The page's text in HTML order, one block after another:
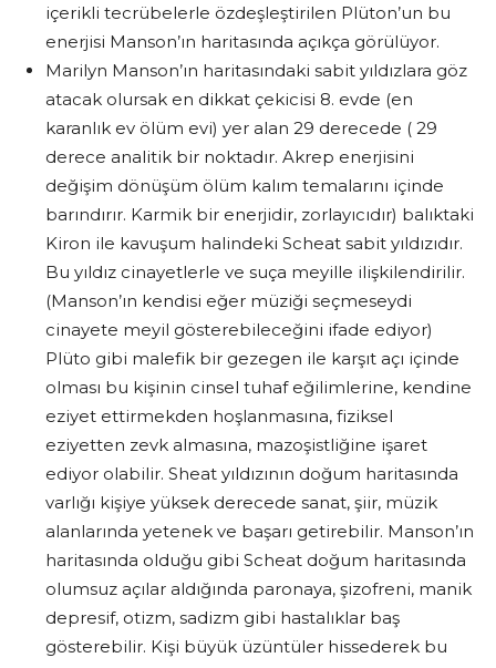
içerikli tecrübelerle özdeşleştirilen Plüton’un bu
enerjisi Manson’ın haritasında açıkça görülüyor.
Marilyn Manson’ın haritasındaki sabit yıldızlara göz
atacak olursak en dikkat çekicisi 8. evde (en
karanlık ev ölüm evi) yer alan 29 derecede ( 29
derece analitik bir noktadır. Akrep enerjisini
değişim dönüşüm ölüm kalım temalarını içinde
barındırır. Karmik bir enerjidir, zorlayıcıdır) balıktaki
Kiron ile kavuşum halindeki Scheat sabit yıldızıdır.
Bu yıldız cinayetlerle ve suça meyille ilişkilendirilir.
(Manson’ın kendisi eğer müziği seçmeseydi
cinayete meyil gösterebileceğini ifade ediyor)
Plüto gibi malefik bir gezegen ile karşıt açı içinde
olması bu kişinin cinsel tuhaf eğilimlerine, kendine
eziyet ettirmekden hoşlanmasına, fiziksel
eziyetten zevk almasına, mazoşistliğine işaret
ediyor olabilir. Sheat yıldızının doğum haritasında
varlığı kişiye yüksek derecede sanat, şiir, müzik
alanlarında yetenek ve başarı getirebilir. Manson’ın
haritasında olduğu gibi Scheat doğum haritasında
olumsuz açılar aldığında paronaya, şizofreni, manik
depresif, otizm, sadizm gibi hastalıklar baş
gösterebilir. Kişi büyük üzüntüler hissederek bu